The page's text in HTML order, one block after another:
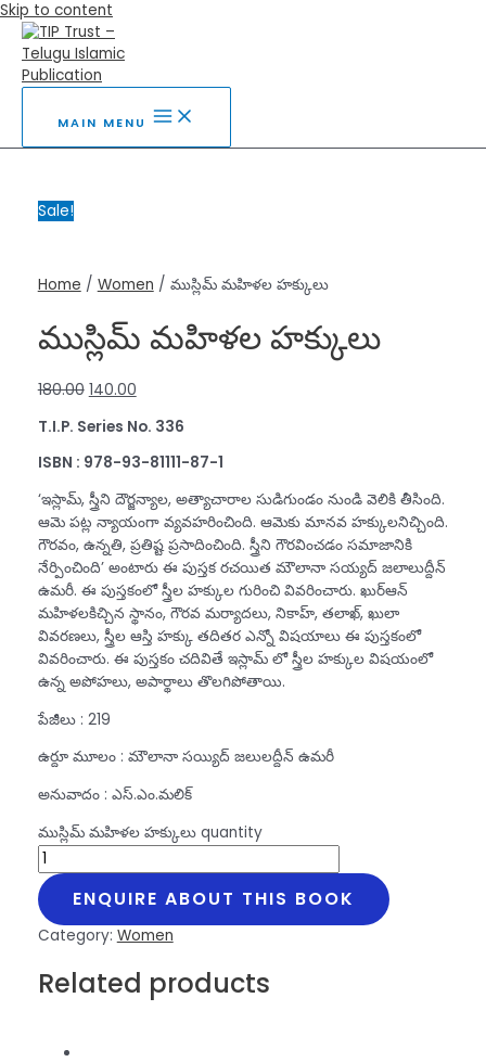
Skip to content
MAIN MENU
Sale!
Home / Women / ముస్లిమ్ మహిళల హక్కులు
ముస్లిమ్ మహిళల హక్కులు
180.00 140.00
T.I.P. Series No. 336
ISBN : 978-93-81111-87-1
‘ఇస్లామ్, స్త్రీని దౌర్జన్యాల, అత్యాచారాల సుడిగుండం నుండి వెలికి తీసింది.
ఆమె పట్ల న్యాయంగా వ్యవహరించింది. ఆమెకు మానవ హక్కులనిచ్చింది.
గౌరవం, ఉన్నతి, ప్రతిష్ట ప్రసాదించింది. స్త్రీని గౌరవించడం సమాజానికి
నేర్పించింది’ అంటారు ఈ పుస్తక రచయిత మౌలానా సయ్యద్ జలాలుద్దీన్
ఉమరీ. ఈ పుస్తకంలో స్త్రీల హక్కుల గురించి వివరించారు. ఖుర్ఆన్
మహిళలకిచ్చిన స్థానం, గౌరవ మర్యాదలు, నికాహ్, తలాఖ్, ఖులా
వివరణలు, స్త్రీల ఆస్తి హక్కు తదితర ఎన్నో విషయాలు ఈ పుస్తకంలో
వివరించారు. ఈ పుస్తకం చదివితే ఇస్లామ్ లో స్త్రీల హక్కుల విషయంలో
ఉన్న అపోహలు, అపార్థాలు తొలగిపోతాయి.
పేజీలు : 219
ఉర్దూ మూలం : మౌలానా సయ్యిద్ జలులద్దీన్ ఉమరీ
అనువాదం : ఎస్.ఎం.మలిక్
ముస్లిమ్ మహిళల హక్కులు quantity
ENQUIRE ABOUT THIS BOOK
Category: Women
Related products